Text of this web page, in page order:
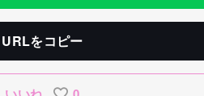
URLをコピー